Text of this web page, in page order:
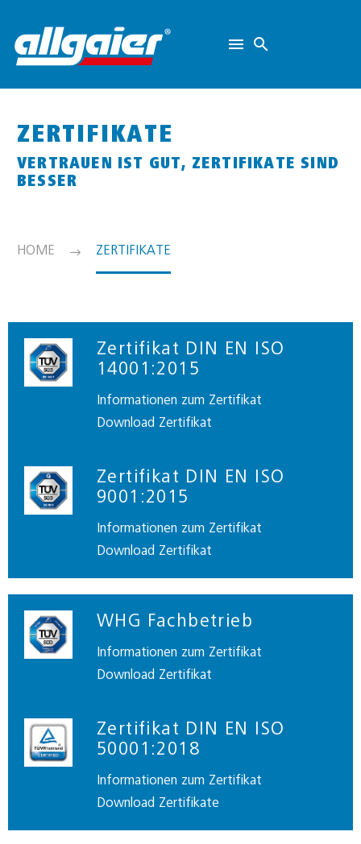
ZERTIFIKATE
VERTRAUEN IST GUT, ZERTIFIKATE SIND
BESSER
HOME ZERTIFIKATE
Zertifikat DIN EN ISO
14001:2015
Informationen zum Zertifikat
Download Zertifikat
Zertifikat DIN EN ISO
9001:2015
Informationen zum Zertifikat
Download Zertifikat
WHG Fachbetrieb
Informationen zum Zertifikat
Download Zertifikat
Zertifikat DIN EN ISO
50001:2018
Informationen zum Zertifikat
Download Zertifikate